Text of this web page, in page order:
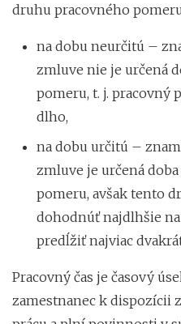
druhu pracovného
na dobu neurčitú –
zmluve nie je určená
pomeru, t. j. pracovný
dlho,
na dobu určitú –
zmluve je určená
pomeru, avšak tento
dohodnúť najdlhšie
predĺžiť najviac
Pracovný čas je časový
zamestnanec k dispozícii